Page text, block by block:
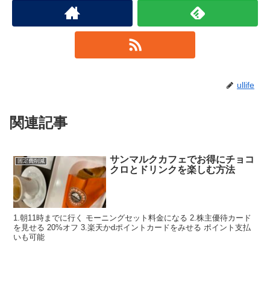
ullife
関連記事
固定費削減
サンマルクカフェでお得にチョコ
クロとドリンクを楽しむ方法
1.朝11時までに行く モーニングセット料金になる 2.株主優待カード
を見せる 20%オフ 3.楽天かdポイントカードをみせる ポイント支払
いも可能